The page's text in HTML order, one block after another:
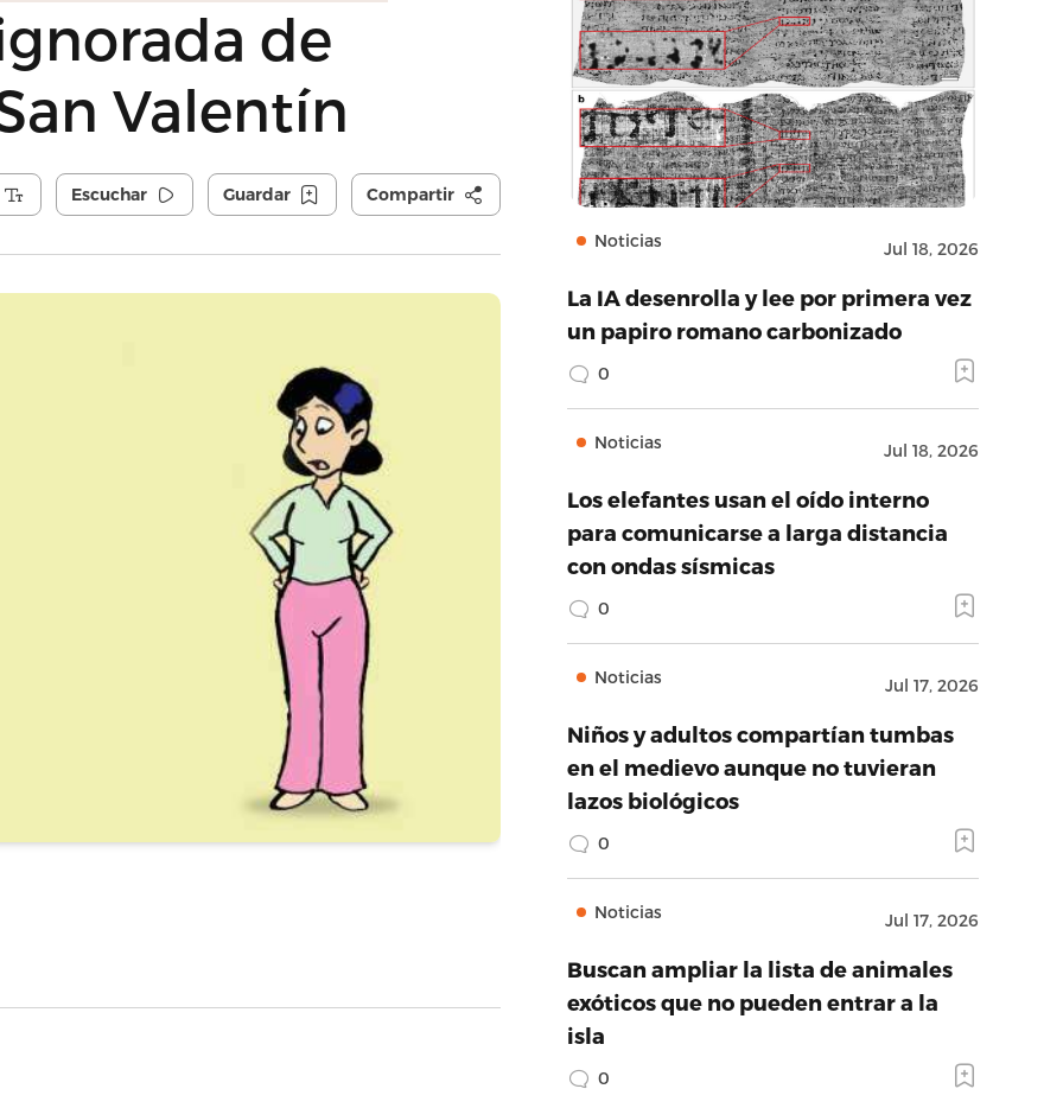
de
Valentín
Escuchar Guardar Compartir
Noticias Jul 18, 2026
La IA desenrolla y lee por primera vez
un papiro romano carbonizado
0
Noticias Jul 18, 2026
Los elefantes usan el oído interno
para comunicarse a larga distancia
con ondas sísmicas
0
Noticias Jul 17, 2026
Niños y adultos compartían tumbas
en el medievo aunque no tuvieran
lazos biológicos
0
Noticias Jul 17, 2026
Buscan ampliar la lista de animales
exóticos que no pueden entrar a la
isla
0